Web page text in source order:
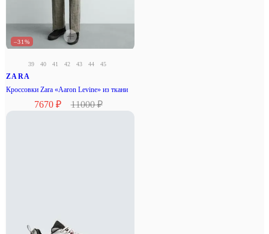
–31%
39 40 41 42 43 44 45
ZARA
Кроссовки Zara «Aaron Levine» из ткани
7670 ₽ 11000 ₽